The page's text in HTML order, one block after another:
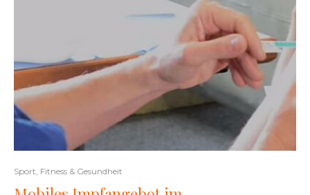
Sport, Fitness & Gesundheit